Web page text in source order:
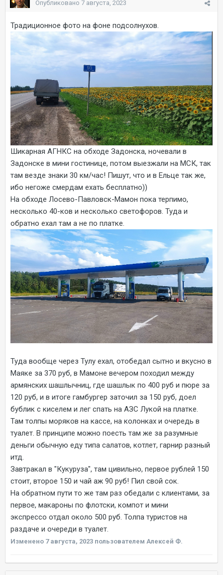
Опубликовано 7 августа, 2023
Традиционное фото на фоне подсолнухов.
Шикарная АГНКС на обходе Задонска, ночевали в
Задонске в мини гостинице, потом выезжали на МСК, так
там везде знаки 30 км/час! Пишут, что и в Ельце так же,
ибо негоже смердам ехать бесплатно))
На обходе Лосево-Павловск-Мамон пока терпимо,
несколько 40-ков и несколько светофоров. Туда и
обратно ехал там а не по платке.
Туда вообще через Тулу ехал, отобедал сытно и вкусно в
Маяке за 370 руб, в Мамоне вечером походил между
армянских шашлычниц, где шашлык по 400 руб и пюре за
120 руб, и в итоге гамбургер заточил за 150 руб, доел
бублик с киселем и лег спать на АЗС Лукой на платке.
Там толпы моряков на кассе, на колонках и очередь в
туалет. В принципе можно поесть там же за разумные
деньги обычную еду типа салатов, котлет, гарнир разный
итд.
Завтракал в "Кукуруза", там цивильно, первое рублей 150
стоит, второе 150 и чай аж 90 руб! Пил свой сок.
На обратном пути то же там раз обедали с клиентами, за
первое, макароны по флотски, компот и мини
экспрессо отдал около 500 руб. Толпа туристов на
раздаче и очереди в туалет.
Изменено 7 августа, 2023 пользователем Алексей Ф.